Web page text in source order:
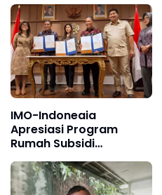
IMO-Indoneaia
Apresiasi Program
Rumah Subsidi
Kemkomdigi untuk
Wartawan